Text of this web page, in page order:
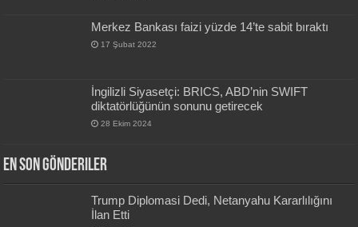
Merkez Bankası faizi yüzde 14’te sabit bıraktı
17 Şubat 2022
İngilizli Siyasetçi: BRICS, ABD’nin SWIFT
diktatörlüğünün sonunu getirecek
28 Ekim 2024
En Son Gönderiler
Trump Diplomasi Dedi, Netanyahu Kararlılığını
İlan Etti